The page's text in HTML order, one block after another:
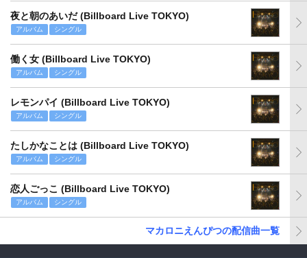
夜と朝のあいだ (Billboard Live TOKYO)
アルバム シングル
働く女 (Billboard Live TOKYO)
アルバム シングル
レモンパイ (Billboard Live TOKYO)
アルバム シングル
たしかなことは (Billboard Live TOKYO)
アルバム シングル
恋人ごっこ (Billboard Live TOKYO)
アルバム シングル
マカロニえんぴつの配信曲一覧